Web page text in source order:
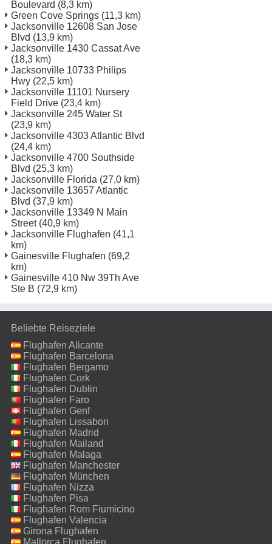
Boulevard (8,3 km)
Green Cove Springs (11,3 km)
Jacksonville 12608 San Jose
Blvd (13,9 km)
Jacksonville 1430 Cassat Ave
(18,3 km)
Jacksonville 10733 Philips
Hwy (22,5 km)
Jacksonville 11101 Nursery
Field Drive (23,4 km)
Jacksonville 245 Water St
(23,9 km)
Jacksonville 4303 Atlantic Blvd
(24,4 km)
Jacksonville 4700 Southside
Blvd (25,3 km)
Jacksonville Florida (27,0 km)
Jacksonville 13657 Atlantic
Blvd (37,9 km)
Jacksonville 13349 N Main
Street(40,9 km)
Jacksonville Flughafen (41,1
km)
Gainesville Flughafen (69,2
km)
Gainesville 410 Nw 39Th Ave
Ste B (72,9 km)
Beliebte Reiseziele
Flughafen Alicante
Flughafen Barcelona
Flughafen Bergamo
Flughafen Cork
Flughafen Dublin
Flughafen Faro
Flughafen Genf
Flughafen Lissabon
Flughafen Madrid
Flughafen Mailand
Malpensa
Flughafen Malaga
Flughafen Manchester
Flughafen München
Flughafen Nizza
Flughafen Pisa
Flughafen Rom Fiumicino
Flughafen Valencia
Girona Flughafen
Mallorca Flughafen